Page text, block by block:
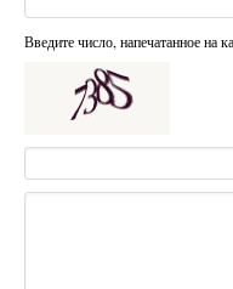
Введите число, напечатанное на